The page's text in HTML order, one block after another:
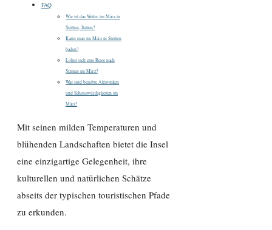
FAQ
Wie ist das Wetter im März in
Sizilien, Italien?
Kann man im März in Sizilien
baden?
Lohnt sich eine Reise nach
Sizilien im März?
Was sind beliebte Aktivitäten
und Sehenswürdigkeiten im
März?
Mit seinen milden Temperaturen und
blühenden Landschaften bietet die Insel
eine einzigartige Gelegenheit, ihre
kulturellen und natürlichen Schätze
abseits der typischen touristischen Pfade
zu erkunden.